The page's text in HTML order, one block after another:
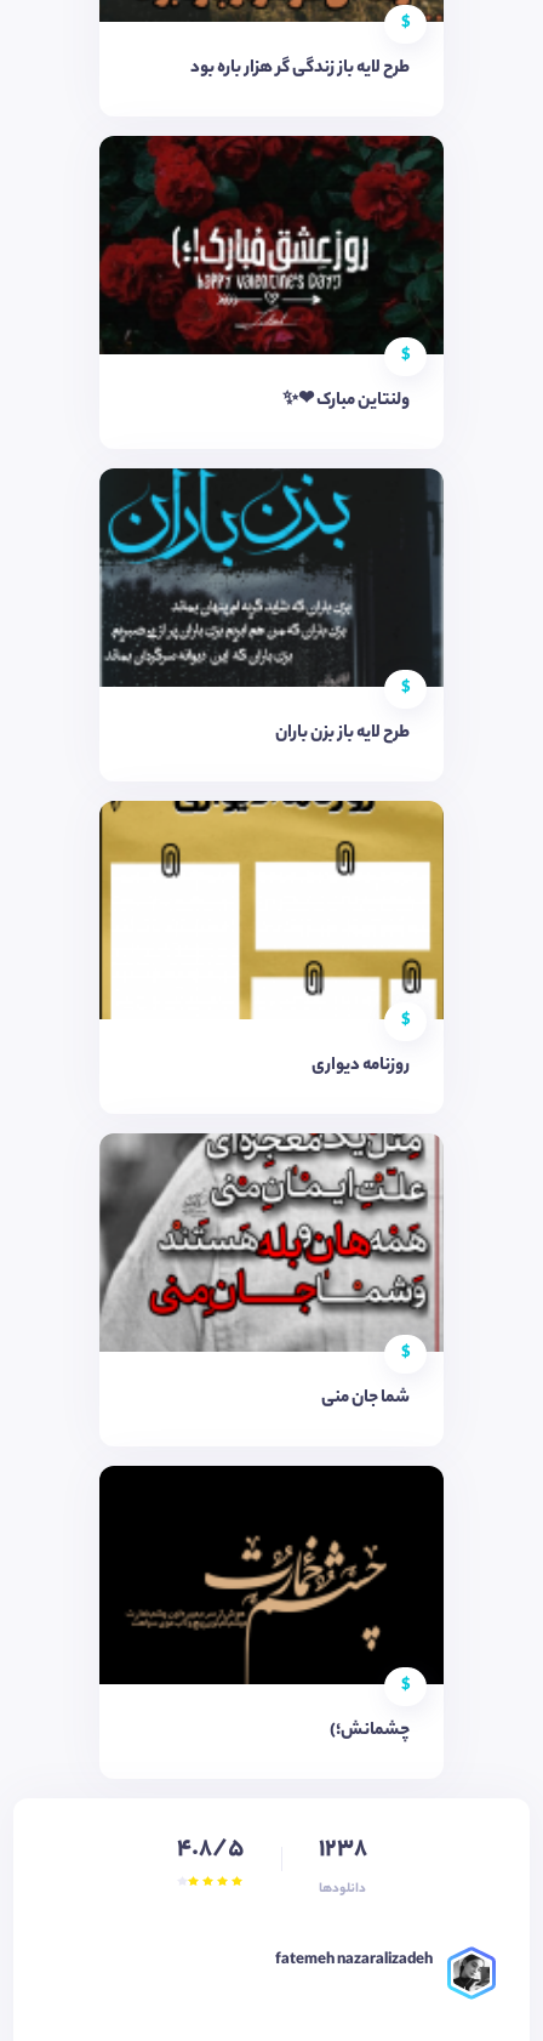
$
طرح لایه باز زندگی گر هزار باره بود
$
ولنتاین مبارک ❤✨
$
طرح لایه باز بزن باران
$
روزنامه دیواری
$
شما جان منی
$
چشمانش؛)
1238
دانلودها
4.8/5
fatemeh nazaralizadeh